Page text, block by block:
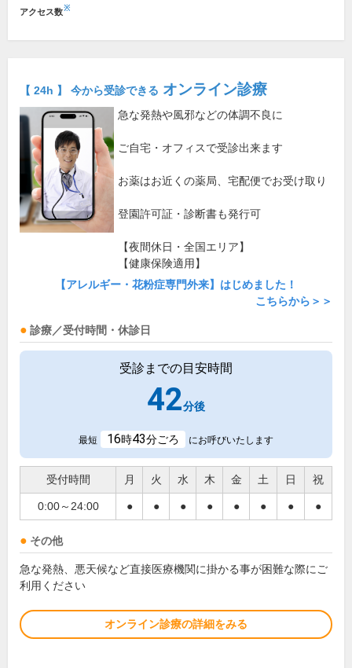
アクセス数※
【 24h 】 今から受診できる オンライン診療
急な発熱や風邪などの体調不良に
ご自宅・オフィスで受診出来ます
お薬はお近くの薬局、宅配便でお受け取り
登園許可証・診断書も発行可
【夜間休日・全国エリア】
【健康保険適用】
【アレルギー・花粉症専門外来】はじめました！
こちらから＞＞
診療／受付時間・休診日
受診までの目安時間
42分後
最短 16時43分ごろ にお呼びいたします
受付時間 月 火 水 木 金 土 日 祝
0:00～24:00 ● ● ● ● ● ● ● ●
その他
急な発熱、悪天候など直接医療機関に掛かる事が困難な際にご
利用ください
オンライン診療の詳細をみる